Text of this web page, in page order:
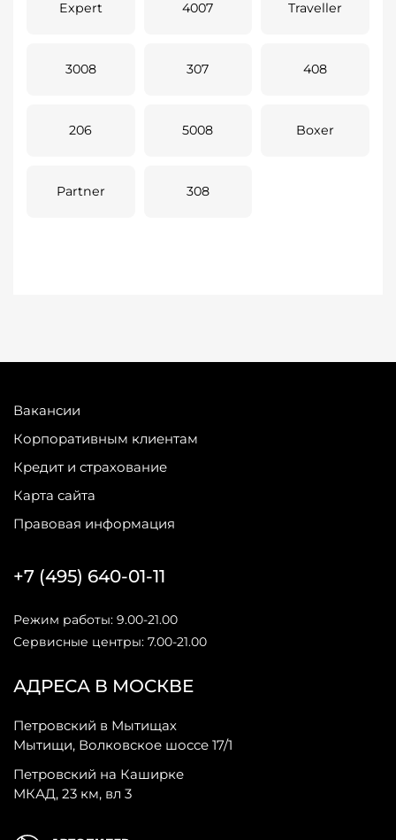
Expert 4007 Traveller
3008 307 408
206 5008 Boxer
Partner 308
Вакансии
Корпоративным клиентам
Кредит и страхование
Карта сайта
Правовая информация
АДРЕСА В МОСКВЕ
Петровский в Мытищах
Мытищи, Волковское шоссе 17/1
Петровский на Каширке
МКАД, 23 км, вл 3
+7 (495) 640-01-11
Режим работы: 9.00-21.00
Сервисные центры: 7.00-21.00